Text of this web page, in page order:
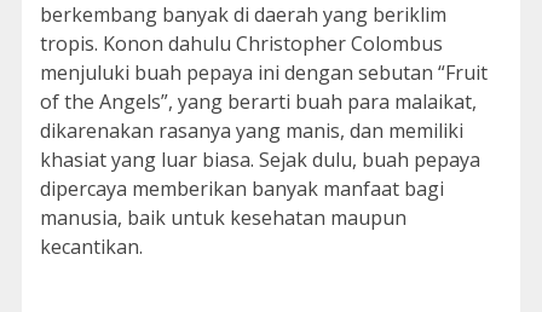
berkembang banyak di daerah yang beriklim
tropis. Konon dahulu Christopher Colombus
menjuluki buah pepaya ini dengan sebutan “Fruit
of the Angels”, yang berarti buah para malaikat,
dikarenakan rasanya yang manis, dan memiliki
khasiat yang luar biasa. Sejak dulu, buah pepaya
dipercaya memberikan banyak manfaat bagi
manusia, baik untuk kesehatan maupun
kecantikan.